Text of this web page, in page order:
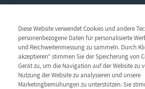
ZAC des Radars
1 & 3, rue René Clair
91350 Grigny - France
TEL : 01 69 02 57 00
FAX : 01 69 02 57 20
Unsere Gruppe
Was uns bewegt
Unser Netzwerk
Unsere CSR-Verpflichtungen
ECF Group
Ethik und Wachsamkeit
Unsere Geschichte
Berufe
Diese Website verwendet Cookies und andere
personenbezogene Daten für personalisierte
und Reichweitenmessung zu sammeln. Durch
akzeptieren“ stimmen Sie der Speicherung von
Gerät zu, um die Navigation auf der Website zu
Nutzung der Website zu analysieren und unsere
Marketingbemühungen zu unterstützen. Sie